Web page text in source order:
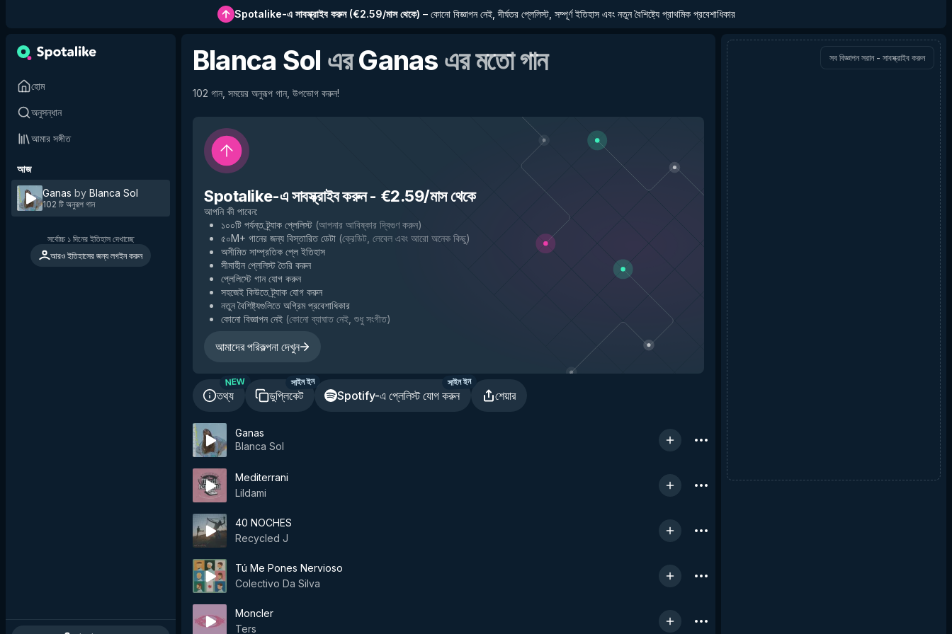
Spotalike-এ সাবস্ক্রাইব করুন(€2.59/মাস থেকে) – কোনো বিজ্ঞাপন নেই, দীর্ঘতর প্লেলিস্ট, সম্পূর্ণ ইতিহাস এবং নতুন বৈশিষ্ট্যে প্রাথমিক প্রবেশাধিকার
হোম
অনুসন্ধান
আমার সঙ্গীত
আজ
Ganas by Blanca Sol
102 টি অনুরূপ গান
সর্বোচ্চ ১ দিনের ইতিহাস দেখাচ্ছে
আরও ইতিহাসের জন্য লগইন করুন
Blanca Sol এরGanas এর মতো গান
102 গান, সময়ের অনুরূপ গান, উপভোগ করুন!
Spotalike-এ সাবস্ক্রাইব করুন- €2.59/মাস থেকে
আপনি কী পাবেন:
১০০টি পর্যন্ত ট্র্যাক প্লেলিস্ট (আপনার আবিষ্কার দ্বিগুণ করুন)
৫০M+ গানের জন্য বিস্তারিত ডেটা (ক্রেডিট, লেবেল এবং আরো অনেক কিছু)
অসীমিত সাম্প্রতিক প্লে ইতিহাস
সীমাহীন প্লেলিস্ট তৈরি করুন
প্লেলিস্টে গান যোগ করুন
সহজেই কিউতে ট্র্যাক যোগ করুন
নতুন বৈশিষ্ট্যগুলিতে অগ্রিম প্রবেশাধিকার
কোনো বিজ্ঞাপন নেই (কোনো ব্যাঘাত নেই, শুধু সংগীত)
আমাদের পরিকল্পনা দেখুন
তথ্য
NEW
ডুপ্লিকেট
সাইন ইন
Spotify-এ প্লেলিস্ট যোগ করুন
সাইন ইন
শেয়ার
Ganas
Blanca Sol
Mediterrani
Lildami
40 NOCHES
Recycled J
Tú Me Pones Nervioso
Colectivo Da Silva
Moncler
Ters
সব বিজ্ঞাপন সরান - সাবস্ক্রাইব করুন